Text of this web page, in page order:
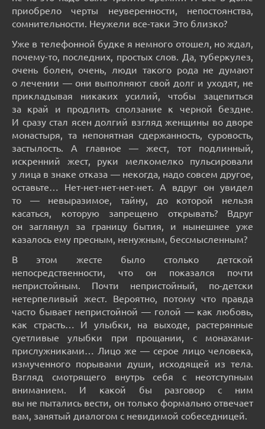
приобрело черты неуверенности, непостоянства,
сомнительности. Неужели все-таки Это близко?
Уже в телефонной будке я немного отошел, но ждал,
почему-то, последних, простых слов. Да, туберкулез,
очень болен, очень, люди такого рода не думают
о лечении — они выполняют свой долг и уходят, не
прикладывая никаких усилий, чтобы зацепиться
за край и продлить сползание к черной бездне.
И сразу стал ясен долгий взгляд женщины во дворе
монастыря, та непонятная сдержанность, суровость,
застылость. А главное — жест, тот подлинный,
искренний жест, руки мелкомелко пульсировали
у лица в знаке отказа — некогда, надо совсем другое,
оставьте… Нет-нет-нет-нет-нет. А вдруг он увидел
то — невыразимое, тайну, до которой нельзя
касаться, которую запрещено открывать? Вдруг
он заглянул за границу бытия, и нынешнее уже
казалось ему пресным, ненужным, бессмысленным?
В этом жесте было столько детской
непосредственности, что он показался почти
непристойным. Почти непристойный, по-детски
нетерпеливый жест. Вероятно, потому что правда
часто бывает непристойной — голой — как любовь,
как страсть… И улыбки, на выходе, растерянные
суетливые улыбки при прощании, с монахами-
прислужниками… Лицо же — серое лицо человека,
измученного порывами души, исходящей из тела.
Взгляд смотрящего внутрь себя с неотступным
вниманием. И какой бы разговор с ним
вы не пытались вести, он только формально отвечает
вам, занятый диалогом с невидимой собеседницей.